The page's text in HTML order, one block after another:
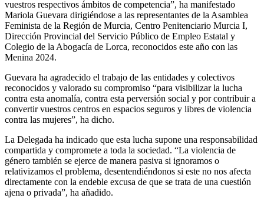
vuestros respectivos ámbitos de competencia”, ha manifestado
Mariola Guevara dirigiéndose a las representantes de la Asamblea
Feminista de la Región de Murcia, Centro Penitenciario Murcia I,
Dirección Provincial del Servicio Público de Empleo Estatal y
Colegio de la Abogacía de Lorca, reconocidos este año con las
Menina 2024.
Guevara ha agradecido el trabajo de las entidades y colectivos
reconocidos y valorado su compromiso “para visibilizar la lucha
contra esta anomalía, contra esta perversión social y por contribuir a
convertir vuestros centros en espacios seguros y libres de violencia
contra las mujeres”, ha dicho.
La Delegada ha indicado que esta lucha supone una responsabilidad
compartida y compromete a toda la sociedad. “La violencia de
género también se ejerce de manera pasiva si ignoramos o
relativizamos el problema, desentendiéndonos si este no nos afecta
directamente con la endeble excusa de que se trata de una cuestión
ajena o privada”, ha añadido.